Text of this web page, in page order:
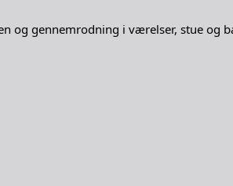
og gennemrodning i værelser, stue og